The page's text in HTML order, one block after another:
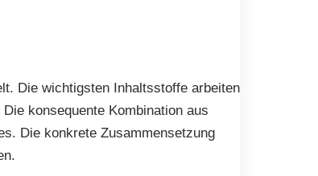
Die wichtigsten Inhaltsstoffe arbeiten
konsequente Kombination aus
Die konkrete Zusammensetzung